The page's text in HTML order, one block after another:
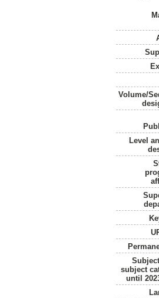
Volume/
Level
subject
until